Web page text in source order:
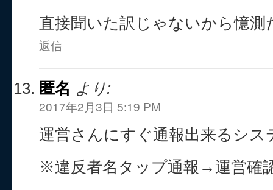
直接聞いた訳じゃないから憶
返信
匿名 より:
2017年2月3日 5:19 PM
運営さんにすぐ通報出来るシ
※違反者名タップ通報→運営確